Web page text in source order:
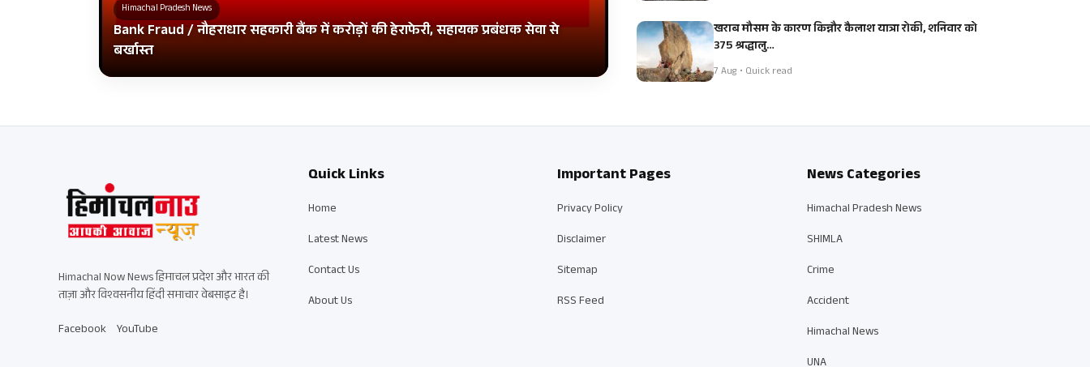
Himachal Pradesh News
Bank Fraud / नौहराधार सहकारी बैंक में करोड़ों की हेराफेरी, सहायक प्रबंधक सेवा से
बर्खास्त
खराब मौसम के कारण किन्नौर कैलाश यात्रा रोकी, शनिवार को
375 श्रद्धालु…
7 Aug • Quick read
Himachal Now News हिमाचल प्रदेश और भारत की
ताज़ा और विश्वसनीय हिंदी समाचार वेबसाइट है।
Facebook YouTube
Quick Links
Home
Latest News
Contact Us
About Us
Important Pages
Privacy Policy
Disclaimer
Sitemap
RSS Feed
News Categories
Himachal Pradesh News
SHIMLA
Crime
Accident
Himachal News